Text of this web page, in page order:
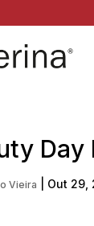
Day
Vieira Out 29,